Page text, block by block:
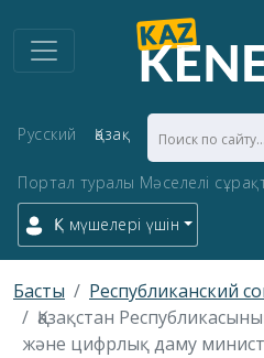
Русский Қазақ
Портал туралы Мәселелі
ҚК мүшелері үшін
Басты
Республиканский
Қазақстан
және цифрлық даму